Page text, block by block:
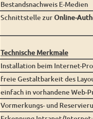
Bestandsnachweis E-Medien
Schnittstelle zurOnline-
Technische Merkmale
Installation beim Internet-
freie Gestaltbarkeit des
einfach in vorhandene Web-
Vormerkungs- und